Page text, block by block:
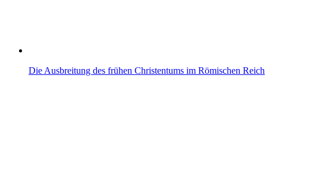
Die Ausbreitung des frühen Christentums im Römischen Reich